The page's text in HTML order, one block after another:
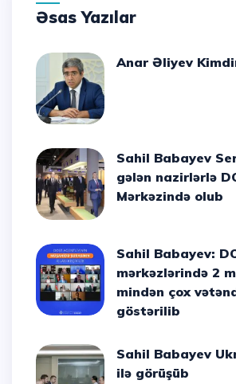
Əsas Yazılar
Anar Əliyev
Sahil Babayev Serbiyadan
gələn nazirlərlə
Mərkəzində olub
Sahil Babayev: DOST
mərkəzlərində 2
mindən çox
göstərilib
Sahil Babayev Ukrayna səfiri
ilə görüşüb